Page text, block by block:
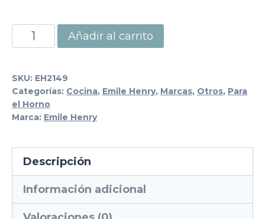
Gratin
Bowl
Añadir al carrito
SKU: EH2149
Categorías: Cocina, Emile Henry, Marcas, Otros, Para
el Horno
Marca: Emile Henry
Descripción
Información adicional